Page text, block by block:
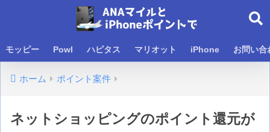
モッピー Powl ハピタス マリオット iPhone お問い合
ホーム ポイント案件
ネットショッピングのポイント還元が